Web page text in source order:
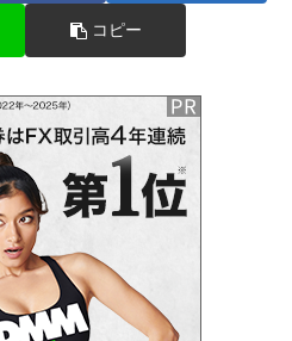
コピー